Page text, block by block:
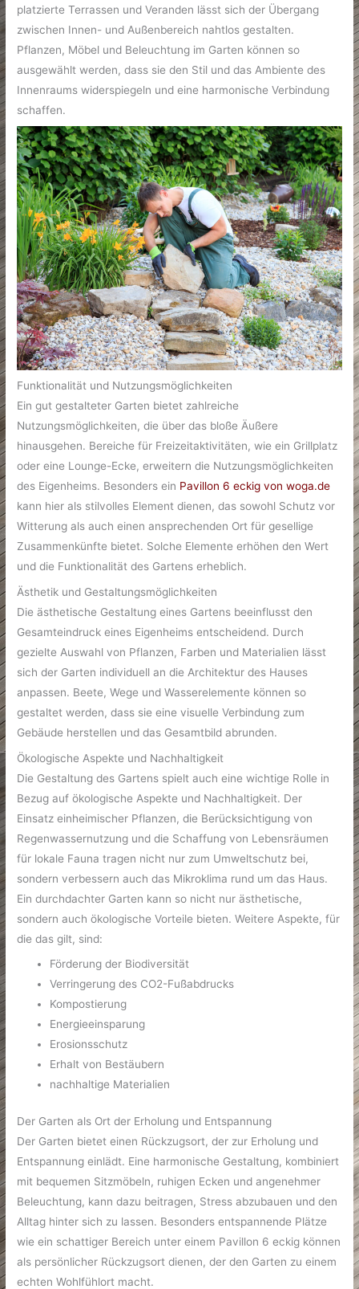
platzierte Terrassen und Veranden lässt sich der Übergang
zwischen Innen- und Außenbereich nahtlos gestalten.
Pflanzen, Möbel und Beleuchtung im Garten können so
ausgewählt werden, dass sie den Stil und das Ambiente des
Innenraums widerspiegeln und eine harmonische Verbindung
schaffen.
Funktionalität und Nutzungsmöglichkeiten
Ein gut gestalteter Garten bietet zahlreiche
Nutzungsmöglichkeiten, die über das bloße Äußere
hinausgehen. Bereiche für Freizeitaktivitäten, wie ein Grillplatz
oder eine Lounge-Ecke, erweitern die Nutzungsmöglichkeiten
des Eigenheims. Besonders ein Pavillon 6 eckig von woga.de
kann hier als stilvolles Element dienen, das sowohl Schutz vor
Witterung als auch einen ansprechenden Ort für gesellige
Zusammenkünfte bietet. Solche Elemente erhöhen den Wert
und die Funktionalität des Gartens erheblich.
Ästhetik und Gestaltungsmöglichkeiten
Die ästhetische Gestaltung eines Gartens beeinflusst den
Gesamteindruck eines Eigenheims entscheidend. Durch
gezielte Auswahl von Pflanzen, Farben und Materialien lässt
sich der Garten individuell an die Architektur des Hauses
anpassen. Beete, Wege und Wasserelemente können so
gestaltet werden, dass sie eine visuelle Verbindung zum
Gebäude herstellen und das Gesamtbild abrunden.
Ökologische Aspekte und Nachhaltigkeit
Die Gestaltung des Gartens spielt auch eine wichtige Rolle in
Bezug auf ökologische Aspekte und Nachhaltigkeit. Der
Einsatz einheimischer Pflanzen, die Berücksichtigung von
Regenwassernutzung und die Schaffung von Lebensräumen
für lokale Fauna tragen nicht nur zum Umweltschutz bei,
sondern verbessern auch das Mikroklima rund um das Haus.
Ein durchdachter Garten kann so nicht nur ästhetische,
sondern auch ökologische Vorteile bieten. Weitere Aspekte, für
die das gilt, sind:
Förderung der Biodiversität
Verringerung des CO2-Fußabdrucks
Kompostierung
Energieeinsparung
Erosionsschutz
Erhalt von Bestäubern
nachhaltige Materialien
Der Garten als Ort der Erholung und Entspannung
Der Garten bietet einen Rückzugsort, der zur Erholung und
Entspannung einlädt. Eine harmonische Gestaltung, kombiniert
mit bequemen Sitzmöbeln, ruhigen Ecken und angenehmer
Beleuchtung, kann dazu beitragen, Stress abzubauen und den
Alltag hinter sich zu lassen. Besonders entspannende Plätze
wie ein schattiger Bereich unter einem Pavillon 6 eckig können
als persönlicher Rückzugsort dienen, der den Garten zu einem
echten Wohlfühlort macht.